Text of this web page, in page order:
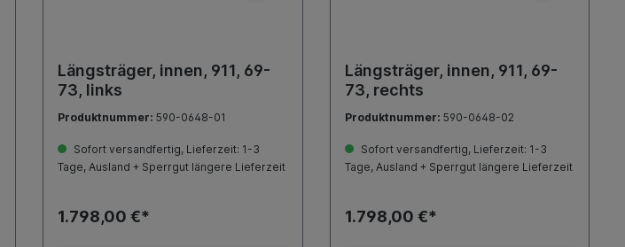
Längsträger, innen, 911, 69-
73, links
Produktnummer: 590-0648-01
Sofort versandfertig, Lieferzeit: 1-3
Tage, Ausland + Sperrgut längere Lieferzeit
1.798,00 €*
Längsträger, innen, 911, 69-
73, rechts
Produktnummer: 590-0648-02
Sofort versandfertig, Lieferzeit: 1-3
Tage, Ausland + Sperrgut längere Lieferzeit
1.798,00 €*